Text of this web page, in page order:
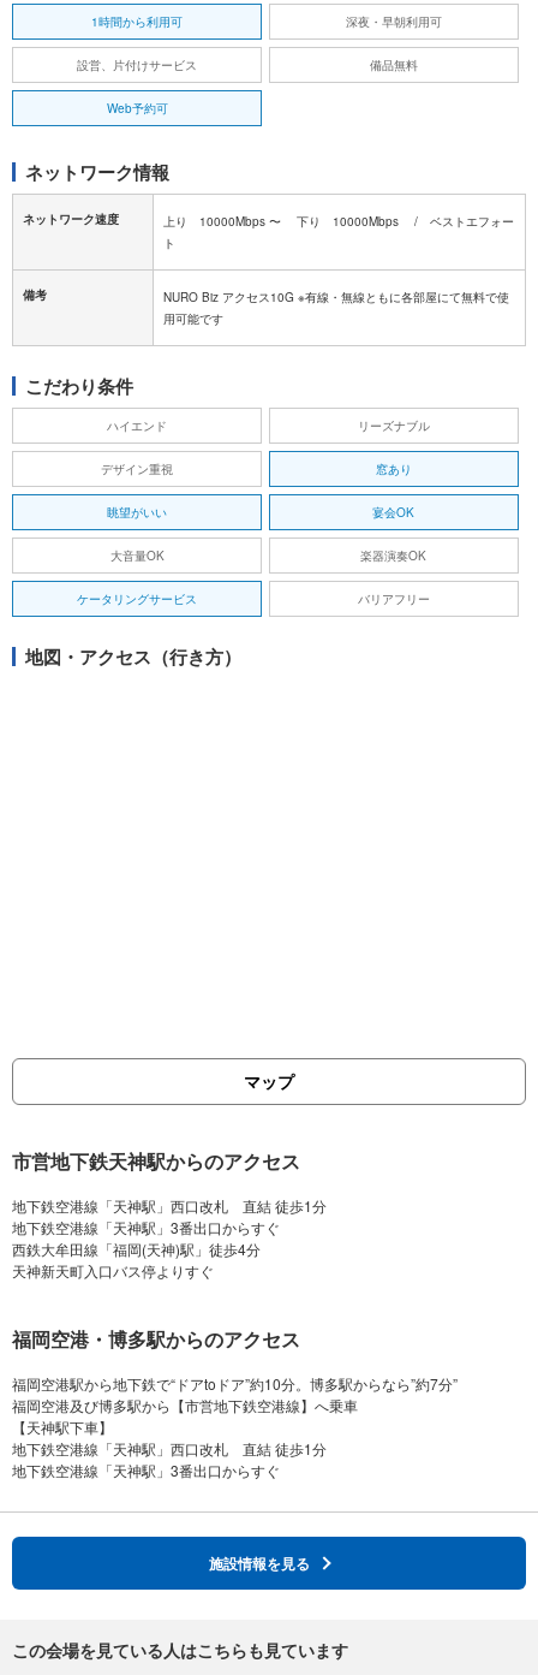
1時間から利用可 深夜・早朝利用可
設営、片付けサービス 備品無料
Web予約可
ネットワーク情報
ネットワーク速度
上り 10000Mbps 〜 下り 10000Mbps / ベストエフォー
ト
備考
NURO Biz アクセス10G ※有線・無線ともに各部屋にて無料で使
用可能です
こだわり条件
ハイエンド リーズナブル
デザイン重視 窓あり
眺望がいい 宴会OK
大音量OK 楽器演奏OK
ケータリングサービス バリアフリー
地図・アクセス（行き方）
マップ
市営地下鉄天神駅からのアクセス
地下鉄空港線「天神駅」西口改札 直結 徒歩1分
地下鉄空港線「天神駅」3番出口からすぐ
西鉄大牟田線「福岡(天神)駅」徒歩4分
福岡空港・博多駅からのアクセス
福岡空港駅から地下鉄で“ドアtoドア”約10分。博多駅からなら”約7分”
福岡空港及び博多駅から【市営地下鉄空港線】へ乗車
【天神駅下車】
地下鉄空港線「天神駅」西口改札 直結 徒歩1分
施設情報を見る
この会場を見ている人はこちらも見ています